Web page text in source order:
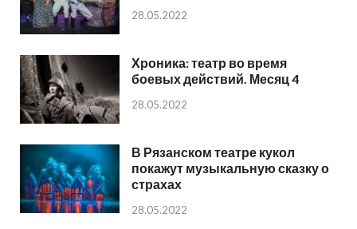
28.05.2022
Хроника: театр во время
боевых действий. Месяц 4
28.05.2022
В Рязанском театре кукол
покажут музыкальную сказку о
страхах
28.05.2022